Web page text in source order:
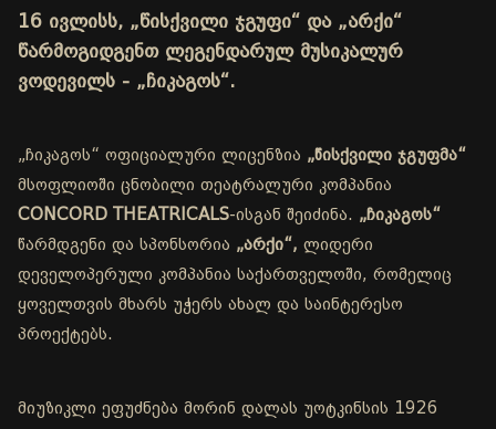
16 ივლისს, „წისქვილი ჯგუფი“ და „არქი“
წარმოგიდგენთ ლეგენდარულ მუსიკალურ
ვოდევილს - „ჩიკაგოს“.
„ჩიკაგოს“ ოფიციალური ლიცენზია „წისქვილი ჯგუფმა“
მსოფლიოში ცნობილი თეატრალური კომპანია
CONCORD THEATRICALS-ისგან შეიძინა. „ჩიკაგოს“
წარმდგენი და სპონსორია „არქი“, ლიდერი
დეველოპერული კომპანია საქართველოში, რომელიც
ყოველთვის მხარს უჭერს ახალ და საინტერესო
პროექტებს.
მიუზიკლი ეფუძნება მორინ დალას უოტკინსის 1926